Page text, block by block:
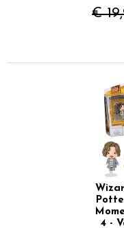
€
4 -